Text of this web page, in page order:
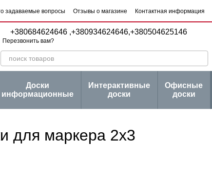
задаваемые вопросы Отзывы о магазине Контактная информация
публичной оферты Серии товаров Блог
+380684624646 ,+380934624646,+380504625146
Перезвонить вам?
Доски
информационные
Интерактивные
доски
Офисные
доски
для маркера 2х3